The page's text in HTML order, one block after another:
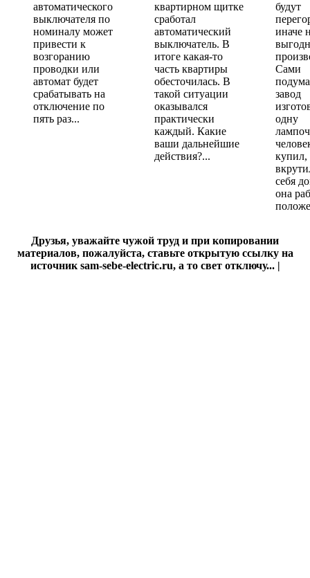
автоматического
выключателя по
номиналу может
привести к
возгоранию
проводки или
автомат будет
срабатывать на
отключение по
пять раз...
квартирном щитке
сработал
автоматический
выключатель. В
итоге какая-то
часть квартиры
обесточилась. В
такой ситуации
оказывался
практически
каждый. Какие
ваши дальнейшие
действия?...
будут
иначе
Сами
завод
одну
купил,
себя
она
Друзья, уважайте чужой труд и при копировании
материалов, пожалуйста, ставьте открытую ссылку на
источник sam-sebe-electric.ru, а то свет отключу... |